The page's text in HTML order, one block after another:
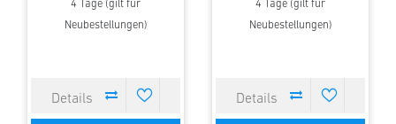
4 Tage (gilt für
Neubestellungen)
4 Tage (gilt für
Neubestellungen)